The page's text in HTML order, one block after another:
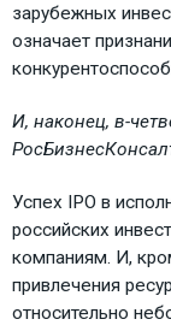
зарубежных
означает
И, наконец, в-
Успех IPO в
российских
компаниям. И,
привлечения
относительно